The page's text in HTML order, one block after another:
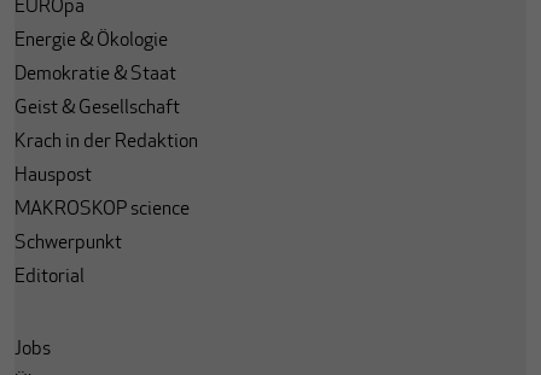
EUROpa
Energie & Ökologie
Demokratie & Staat
Geist & Gesellschaft
Krach in der Redaktion
Hauspost
MAKROSKOP science
Schwerpunkt
Editorial
Jobs